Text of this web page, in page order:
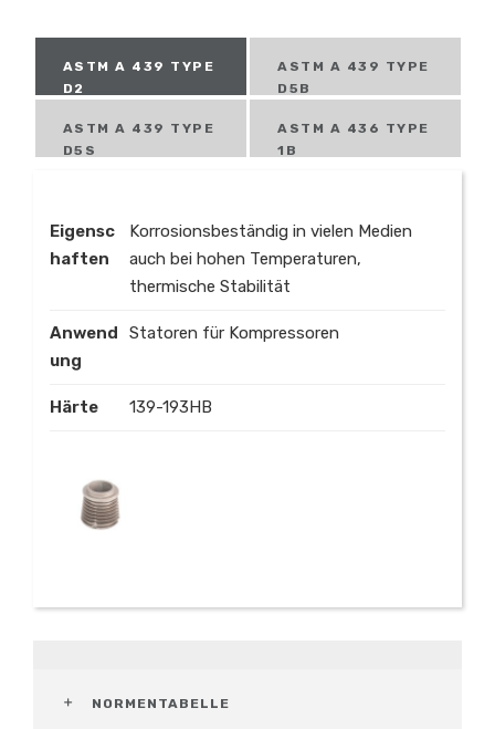
ASTM A 439 TYPE
D2
ASTM A 439 TYPE
D5B
ASTM A 439 TYPE
D5S
ASTM A 436 TYPE
1B
Eigensc
haften
Korrosionsbeständig in vielen Medien
auch bei hohen Temperaturen,
thermische Stabilität
Anwend
ung
Statoren für Kompressoren
Härte 139-193HB
NORMENTABELLE